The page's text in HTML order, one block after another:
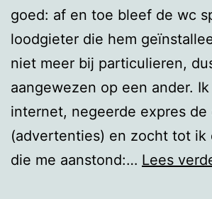
goed: af en toe bleef de wc
loodgieter die hem
niet meer bij particulieren,
aangewezen op een ander.
internet, negeerde expres
(advertenties) en zocht tot ik
die me aanstond:… Lees